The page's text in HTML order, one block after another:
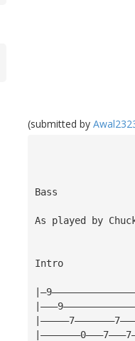
(submitted by
As played by
Intro